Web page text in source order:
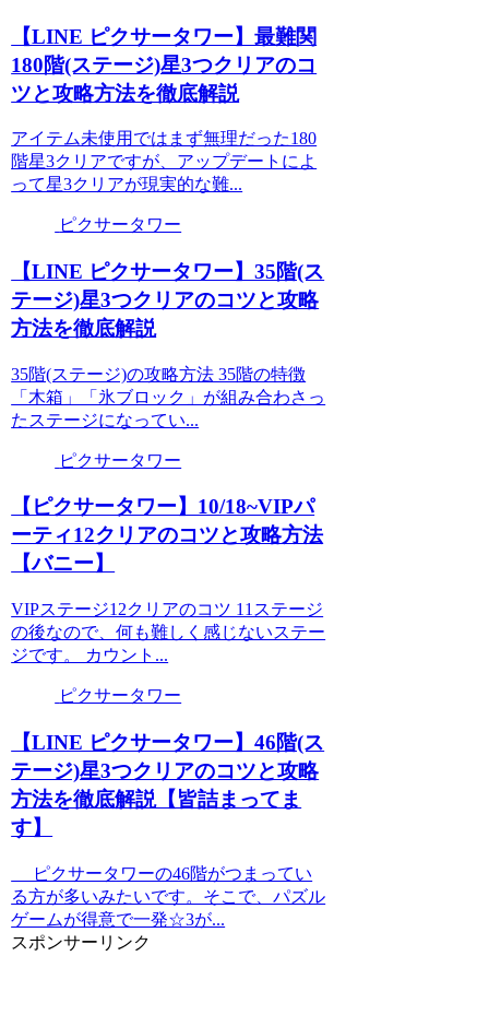
【LINE ピクサータワー】最難関
180階(ステージ)星3つクリアのコ
ツと攻略方法を徹底解説
アイテム未使用ではまず無理だった180
階星3クリアですが、アップデートによ
って星3クリアが現実的な難...
ピクサータワー
【LINE ピクサータワー】35階(ス
テージ)星3つクリアのコツと攻略
方法を徹底解説
35階(ステージ)の攻略方法 35階の特徴
「木箱」「氷ブロック」が組み合わさっ
たステージになってい...
ピクサータワー
【ピクサータワー】10/18~VIPパ
ーティ12クリアのコツと攻略方法
【バニー】
VIPステージ12クリアのコツ 11ステージ
の後なので、何も難しく感じないステー
ジです。 カウント...
ピクサータワー
【LINE ピクサータワー】46階(ス
テージ)星3つクリアのコツと攻略
方法を徹底解説【皆詰まってま
す】
ピクサータワーの46階がつまってい
る方が多いみたいです。そこで、パズル
ゲームが得意で一発☆3が...
スポンサーリンク